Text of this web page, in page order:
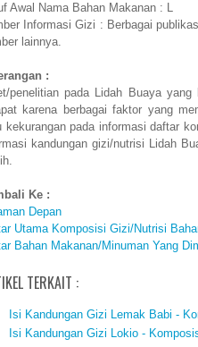
Awal Nama Bahan Makanan : L
Informasi Gizi : Berbagai
lainnya.
:
penelitian pada Lidah Buaya
karena berbagai faktor yang
kekurangan pada informasi daftar
kandungan gizi/nutrisi Lidah
Ke :
Depan
Utama Komposisi Gizi/Nutrisi
Bahan Makanan/Minuman Yang
TERKAIT :
Isi Kandungan Gizi Lemak Babi -
Isi Kandungan Gizi Lokio -